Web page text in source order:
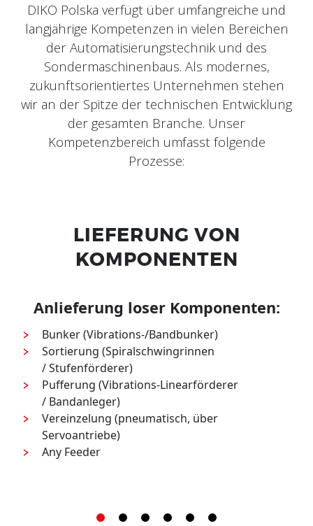
DIKO Polska verfügt über umfangreiche und
langjährige Kompetenzen in vielen Bereichen
der Automatisierungstechnik und des
Sondermaschinenbaus. Als modernes,
zukunftsorientiertes Unternehmen stehen
wir an der Spitze der technischen Entwicklung
der gesamten Branche. Unser
Kompetenzbereich umfasst folgende
Prozesse:
LIEFERUNG VON
KOMPONENTEN
Anlieferung loser Komponenten:
Bunker (Vibrations-/Bandbunker)
Sortierung (Spiralschwingrinnen
/ Stufenförderer)
Pufferung (Vibrations-Linearförderer
/ Bandanleger)
Vereinzelung (pneumatisch, über
Servoantriebe)
Any Feeder